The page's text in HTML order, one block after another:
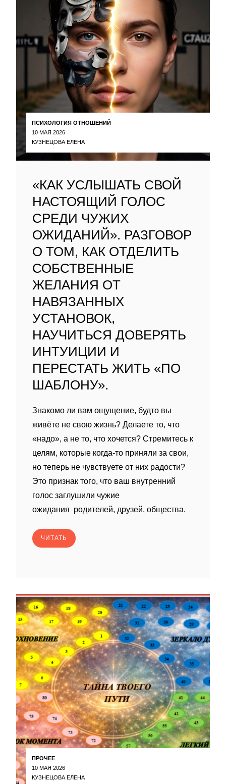
ПСИХОЛОГИЯ ОТНОШЕНИЙ
10 МАЯ 2026
КУЗНЕЦОВА ЕЛЕНА
«КАК УСЛЫШАТЬ СВОЙ
НАСТОЯЩИЙ ГОЛОС
СРЕДИ ЧУЖИХ
ОЖИДАНИЙ». РАЗГОВОР
О ТОМ, КАК ОТДЕЛИТЬ
СОБСТВЕННЫЕ
ЖЕЛАНИЯ ОТ
НАВЯЗАННЫХ
УСТАНОВОК,
НАУЧИТЬСЯ ДОВЕРЯТЬ
ИНТУИЦИИ И
ПЕРЕСТАТЬ ЖИТЬ «ПО
ШАБЛОНУ».
Знакомо ли вам ощущение, будто вы
живёте не свою жизнь? Делаете то, что
«надо», а не то, что хочется? Стремитесь к
целям, которые когда‑то приняли за свои,
но теперь не чувствуете от них радости?
Это признак того, что ваш внутренний
голос заглушили чужие
ожидания родителей, друзей, общества.
ЧИТАТЬ
ПРОЧЕЕ
10 МАЯ 2026
КУЗНЕЦОВА ЕЛЕНА